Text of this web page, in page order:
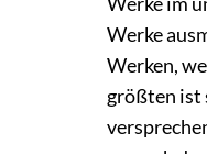
Werke
Werken,
größten ist